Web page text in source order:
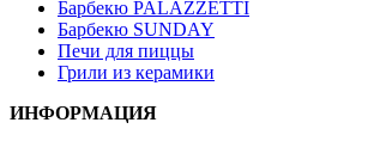
Барбекю PALAZZETTI
Барбекю SUNDAY
Печи для пиццы
Грили из керамики
ИНФОРМАЦИЯ